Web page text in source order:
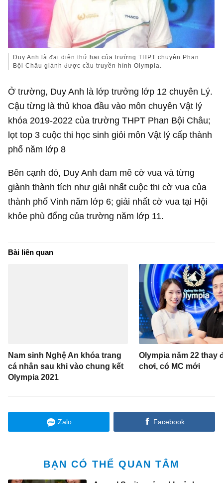
Duy Anh là đại diện thứ hai của trường THPT chuyên Phan
Bội Châu giành được cầu truyền hình Olympia.
Ở trường, Duy Anh là lớp trưởng lớp 12 chuyên Lý.
Cậu từng là thủ khoa đầu vào môn chuyên Vật lý
khóa 2019-2022 của trường THPT Phan Bội Châu;
lọt top 3 cuộc thi học sinh giỏi môn Vật lý cấp thành
phố năm lớp 8
Bên cạnh đó, Duy Anh đam mê cờ vua và từng
giành thành tích như giải nhất cuộc thi cờ vua của
thành phố Vinh năm lớp 6; giải nhất cờ vua tại Hội
khỏe phù đổng của trường năm lớp 11.
Bài liên quan
Nam sinh Nghệ An khóa trang
cá nhân sau khi vào chung kết
Olympia 2021
Olympia năm 22 thay
chơi, có MC mới
Zalo Facebook
BẠN CÓ THỂ QUAN TÂM